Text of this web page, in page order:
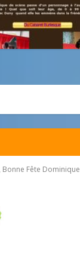
Fête Dominique